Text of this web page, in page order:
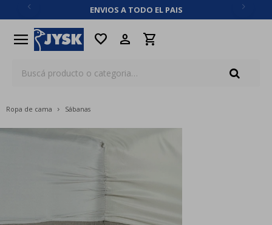
ENVIOS A TODO EL PAIS
menu favorite
Ropa de cama Sábanas
close